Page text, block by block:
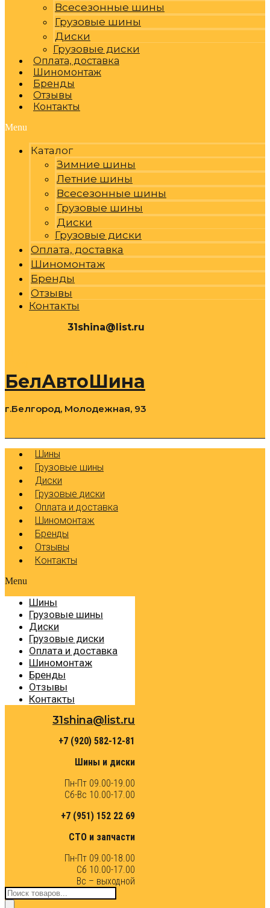
Всесезонные шины
Грузовые шины
Диски
Грузовые диски
Оплата, доставка
Шиномонтаж
Бренды
Отзывы
Контакты
Menu
Каталог
Зимние шины
Летние шины
Всесезонные шины
Грузовые шины
Диски
Грузовые диски
Оплата, доставка
Шиномонтаж
Бренды
Отзывы
Контакты
31shina@list.ru
БелАвтоШина
г.Белгород, Молодежная, 93
Шины
Грузовые шины
Диски
Грузовые диски
Оплата и доставка
Шиномонтаж
Бренды
Отзывы
Контакты
Menu
Шины
Грузовые шины
Диски
Грузовые диски
Оплата и доставка
Шиномонтаж
Бренды
Отзывы
Контакты
31shina@list.ru
+7 (920) 582-12-81
Шины и диски
Пн-Пт 09.00-19.00
Сб-Вс 10.00-17.00
+7 (951) 152 22 69
СТО и запчасти
Пн-Пт 09.00-18.00
Сб 10.00-17.00
Вс – выходной
Поиск
товаров